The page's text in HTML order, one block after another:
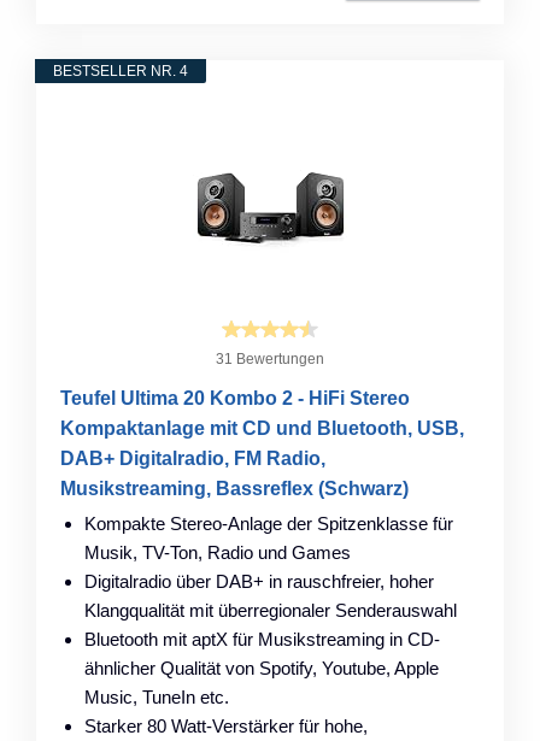
BESTSELLER NR. 4
31 Bewertungen
Teufel Ultima 20 Kombo 2 - HiFi Stereo
Kompaktanlage mit CD und Bluetooth, USB,
DAB+ Digitalradio, FM Radio,
Musikstreaming, Bassreflex (Schwarz)
Kompakte Stereo-Anlage der Spitzenklasse für
Musik, TV-Ton, Radio und Games
Digitalradio über DAB+ in rauschfreier, hoher
Klangqualität mit überregionaler Senderauswahl
Bluetooth mit aptX für Musikstreaming in CD-
ähnlicher Qualität von Spotify, Youtube, Apple
Music, TuneIn etc.
Starker 80 Watt-Verstärker für hohe,